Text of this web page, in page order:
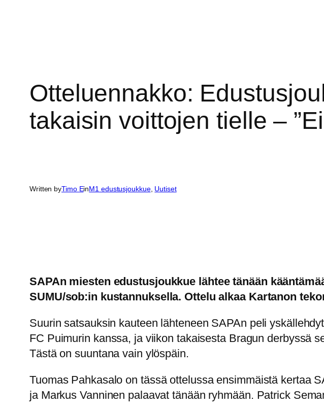
Otteluennakko:
takaisin voittojen tielle –
Written byTimo EinM1 edustusjoukkue, Uutiset
SAPAn miesten edustusjoukkue lähtee tänään
SUMU/sob:in kustannuksella. Ottelu alkaa Kartanon
Suurin satsauksin kauteen lähteneen SAPAn peli
FC Puimurin kanssa, ja viikon takaisesta Bragun derbyssä
Tästä on suuntana vain ylöspäin.
Tuomas Pahkasalo on tässä ottelussa ensimmäistä kertaa
ja Markus Vanninen palaavat tänään ryhmään. Patrick